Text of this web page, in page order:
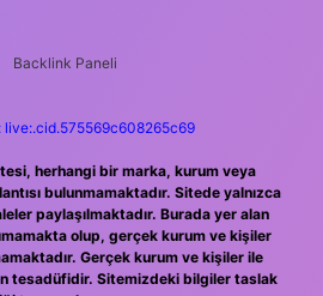
live:.cid.575569c608265c69
herhangi bir marka, kurum veya
bulunmamaktadır. Sitede yalnızca
paylaşılmaktadır. Burada yer alan
olup, gerçek kurum ve kişiler
Gerçek kurum ve kişiler ile
tesadüfidir. Sitemizdeki bilgiler taslak